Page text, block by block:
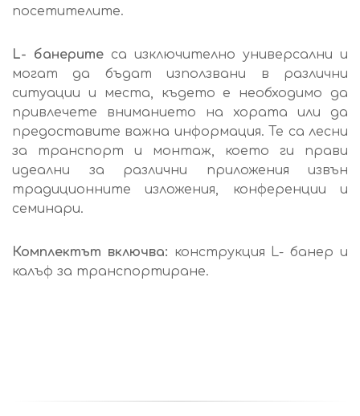
посетителите.
L- банерите са изключително универсални и
могат да бъдат използвани в различни
ситуации и места, където е необходимо да
привлечете вниманието на хората или да
предоставите важна информация. Те са лесни
за транспорт и монтаж, което ги прави
идеални за различни приложения извън
традиционните изложения, конференции и
семинари.
Комплектът включва: конструкция L- банер и
калъф за транспортиране.